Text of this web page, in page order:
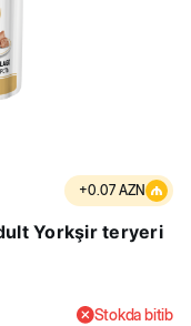
+0.07 AZN
Yorkşir teryeri
Stokda bitib